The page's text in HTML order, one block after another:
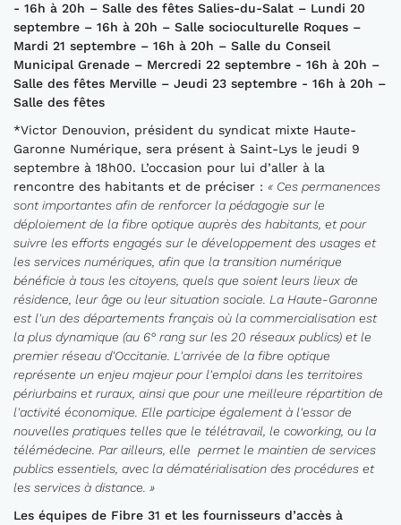
- 16h à 20h – Salle des fêtes Salies-du-Salat – Lundi 20
septembre – 16h à 20h – Salle socioculturelle Roques –
Mardi 21 septembre – 16h à 20h – Salle du Conseil
Municipal Grenade – Mercredi 22 septembre - 16h à 20h –
Salle des fêtes Merville – Jeudi 23 septembre - 16h à 20h –
Salle des fêtes
*Victor Denouvion, président du syndicat mixte Haute-
Garonne Numérique, sera présent à Saint-Lys le jeudi 9
septembre à 18h00. L’occasion pour lui d’aller à la
rencontre des habitants et de préciser : « Ces permanences
sont importantes afin de renforcer la pédagogie sur le
déploiement de la fibre optique auprès des habitants, et pour
suivre les efforts engagés sur le développement des usages et
les services numériques, afin que la transition numérique
bénéficie à tous les citoyens, quels que soient leurs lieux de
résidence, leur âge ou leur situation sociale. La Haute-Garonne
est l'un des départements français où la commercialisation est
la plus dynamique (au 6° rang sur les 20 réseaux publics) et le
premier réseau d'Occitanie. L'arrivée de la fibre optique
représente un enjeu majeur pour l'emploi dans les territoires
périurbains et ruraux, ainsi que pour une meilleure répartition de
l'activité économique. Elle participe également à l'essor de
nouvelles pratiques telles que le télétravail, le coworking, ou la
télémédecine. Par ailleurs, elle permet le maintien de services
publics essentiels, avec la dématérialisation des procédures et
les services à distance. »
Les équipes de Fibre 31 et les fournisseurs d’accès à